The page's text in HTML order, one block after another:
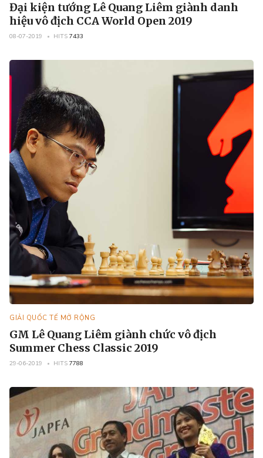
Đại kiện tướng Lê Quang Liêm giành danh
hiệu vô địch CCA World Open 2019
08-07-2019 HITS 7433
GIẢI QUỐC TẾ MỞ RỘNG
GM Lê Quang Liêm giành chức vô địch
Summer Chess Classic 2019
29-06-2019 HITS 7788